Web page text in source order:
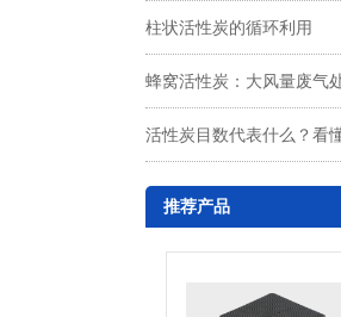
制探讨
类详解与选购避坑指南
柱状活性炭的循环利用
蜂窝活性炭：大风量废气
的“透气”哲学
活性炭目数代表什么？看
大小与性能的关系
推荐产品